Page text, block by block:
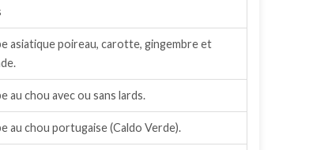
asiatique poireau, carotte, gingembre et
au chou avec ou sans lards.
au chou portugaise (Caldo Verde).